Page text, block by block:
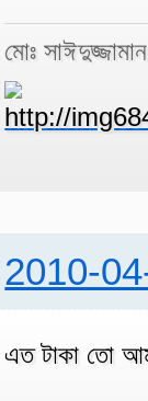
মোঃ
2010-
এত টাকা তো